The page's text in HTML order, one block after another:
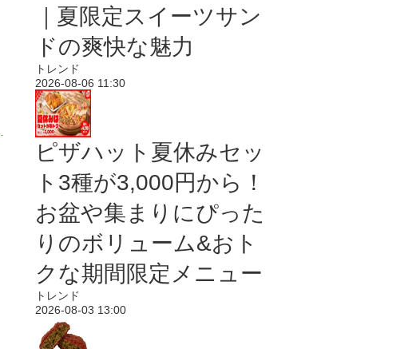
｜夏限定スイーツサン
ドの爽快な魅力
トレンド
2026-08-06 11:30
ピザハット夏休みセッ
ト3種が3,000円から！
お盆や集まりにぴった
りのボリューム&おト
クな期間限定メニュー
トレンド
2026-08-03 13:00